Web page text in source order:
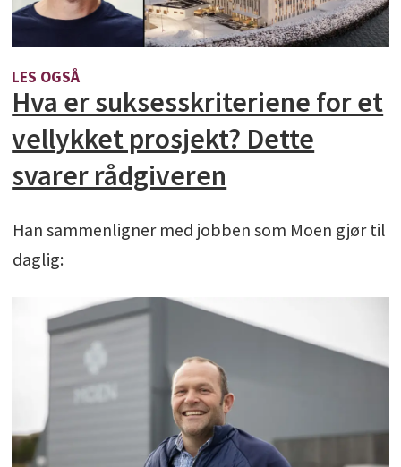
LES OGSÅ
Hva er suksesskriteriene for et
vellykket prosjekt? Dette
svarer rådgiveren
Han sammenligner med jobben som Moen gjør til
daglig: